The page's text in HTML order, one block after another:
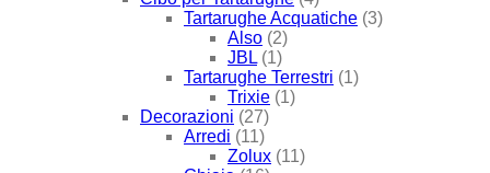
Tartarughe Acquatiche (3)
Also (2)
JBL (1)
Tartarughe Terrestri (1)
Trixie (1)
Decorazioni (27)
Arredi (11)
Zolux (11)